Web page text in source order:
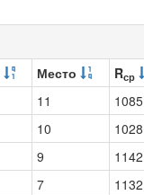
Место Rср
11 1085
10 1028
9 1142
7 1132